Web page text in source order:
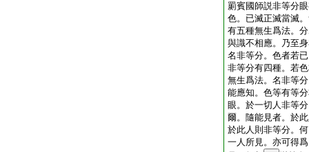
罽賓國師説非等分
色。已滅正滅當滅
有五種無生爲法。
與識不相應。乃至
名非等分。色者若
非等分有四種。若
無生爲法。名非等
能應知。色等有等
眼。於一切人非等
爾。隨能見者。於
於此人則非等分。
一人所見。亦可得